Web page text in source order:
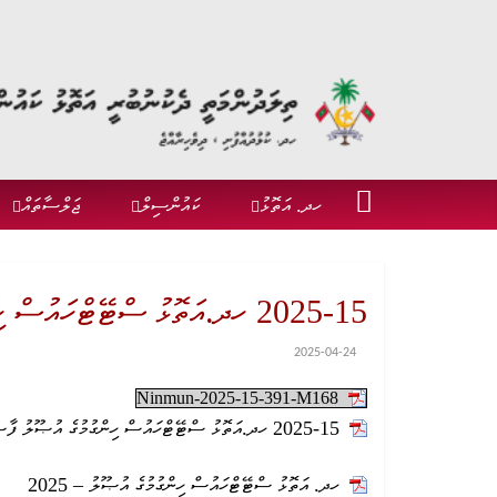
ހދ. އަތޮޅު ކައުންސިލް ޖަލްސާތައް
2025-15 ހދ.އަތޮޅު ސްޓޭޓްހައުސް ހިންގުމުގެ އުޞޫލު ފާސްކުރުން
2025-04-24
Ninmun-2025-15-391-M168
2025-15 ހދ.އަތޮޅު ސްޓޭޓްހައުސް ހިންގުމުގެ އުޞޫލު ފާސްކުރުން
ހދ. އަތޮޅު ސްޓޭޓްހައުސް ހިންގުމުގެ އުޞޫލު – 2025